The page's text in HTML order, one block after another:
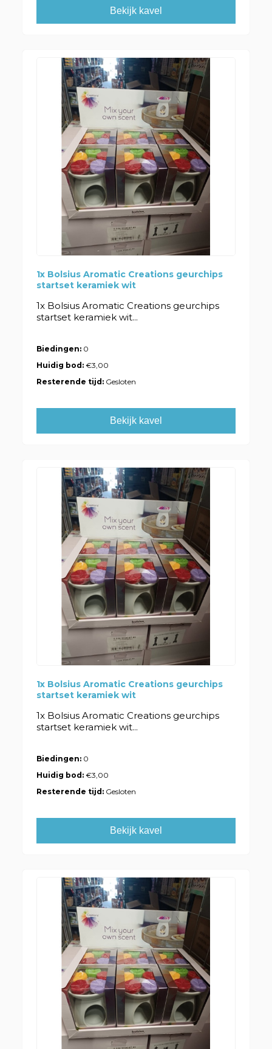
Bekijk kavel
1x Bolsius Aromatic Creations geurchips
startset keramiek wit
1x Bolsius Aromatic Creations geurchips
startset keramiek wit...
Biedingen: 0
Huidig bod:€3,00
Resterende tijd: Gesloten
Bekijk kavel
1x Bolsius Aromatic Creations geurchips
startset keramiek wit
1x Bolsius Aromatic Creations geurchips
startset keramiek wit...
Biedingen: 0
Huidig bod:€3,00
Resterende tijd: Gesloten
Bekijk kavel